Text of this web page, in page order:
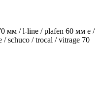
мм / l-line / plafen 60 мм e /
schuco / trocal / vitrage 70